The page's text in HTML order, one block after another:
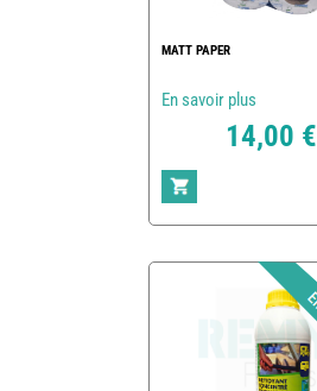
MATT PAPER
En savoir plus
14,00 €